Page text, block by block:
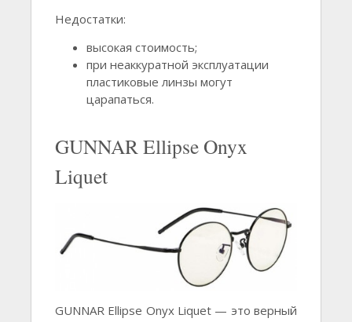
Недостатки:
высокая стоимость;
при неаккуратной эксплуатации
пластиковые линзы могут
царапаться.
GUNNAR Ellipse Onyx
Liquet
GUNNAR Ellipse Onyx Liquet — это верный